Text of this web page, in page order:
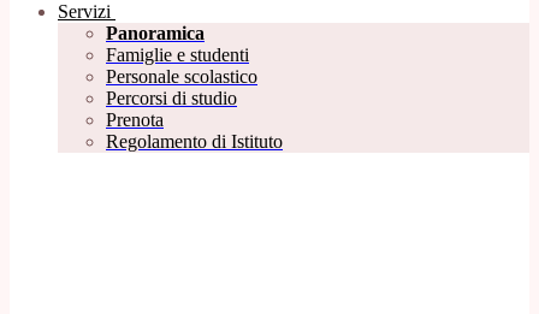
Servizi
Panoramica
Famiglie e studenti
Personale scolastico
Percorsi di studio
Prenota
Regolamento di Istituto